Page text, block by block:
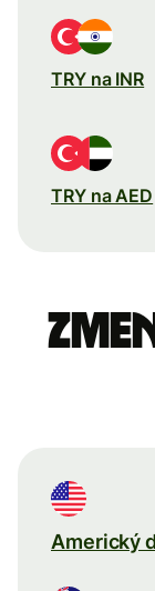
TRY na INR
TRY na AED
Americký